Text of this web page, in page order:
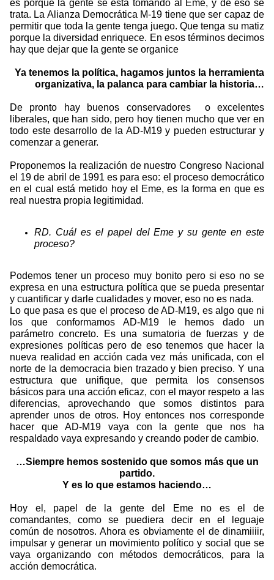
es porque la gente se está tomando al Eme, y de eso se
trata. La Alianza Democrática M-19 tiene que ser capaz de
permitir que toda la gente tenga juego. Que tenga su matiz
porque la diversidad enriquece. En esos términos decimos
hay que dejar que la gente se organice
Ya tenemos la política, hagamos juntos la herramienta
organizativa, la palanca para cambiar la historia…
De pronto hay buenos conservadores
o excelentes
liberales, que han sido, pero hoy tienen mucho que ver en
todo este desarrollo de la AD-M19 y pueden estructurar y
comenzar a generar.
Proponemos la realización de nuestro Congreso Nacional
el 19 de abril de 1991 es para eso: el proceso democrático
en el cual está metido hoy el Eme, es la forma en que es
real nuestra propia legitimidad.
RD. Cuál es el papel del Eme y su gente en este
proceso?
Podemos tener un proceso muy bonito pero si eso no se
expresa en una estructura política que se pueda presentar
y cuantificar y darle cualidades y mover, eso no es nada.
Lo que pasa es que el proceso de AD-M19, es algo que ni
los que conformamos AD-M19 le hemos dado un
parámetro concreto. Es una sumatoria de fuerzas y de
expresiones políticas pero de eso tenemos que hacer la
nueva realidad en acción cada vez más unificada, con el
norte de la democracia bien trazado y bien preciso. Y una
estructura que unifique, que permita los consensos
básicos para una acción eficaz, con el mayor respeto a las
diferencias, aprovechando que somos distintos para
aprender unos de otros. Hoy entonces nos corresponde
hacer que AD-M19 vaya con la gente que nos ha
respaldado vaya expresando y creando poder de cambio.
…Siempre hemos sostenido que somos más que un
partido.
Y es lo que estamos haciendo…
Hoy el, papel de la gente del Eme no es el de
comandantes, como se puediera decir en el leguaje
común de nosotros. Ahora es obviamente el de dinamiiiir,
impulsar y generar un movimiento político y social que se
vaya organizando con métodos democráticos, para la
acción democrática.